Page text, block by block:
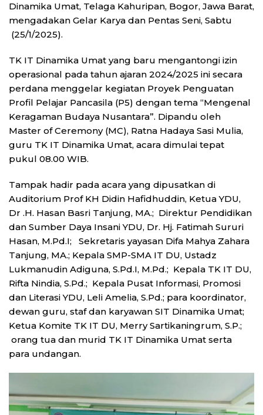
Dinamika Umat, Telaga Kahuripan, Bogor, Jawa Barat,
mengadakan Gelar Karya dan Pentas Seni, Sabtu
(25/1/2025).
TK IT Dinamika Umat yang baru mengantongi izin
operasional pada tahun ajaran 2024/2025 ini secara
perdana menggelar kegiatan Proyek Penguatan
Profil Pelajar Pancasila (P5) dengan tema “Mengenal
Keragaman Budaya Nusantara”. Dipandu oleh
Master of Ceremony (MC), Ratna Hadaya Sasi Mulia,
guru TK IT Dinamika Umat, acara dimulai tepat
pukul 08.00 WIB.
Tampak hadir pada acara yang dipusatkan di
Auditorium Prof KH Didin Hafidhuddin, Ketua YDU,
Dr .H. Hasan Basri Tanjung, MA.; Direktur Pendidikan
dan Sumber Daya Insani YDU, Dr. Hj. Fatimah Sururi
Hasan, M.Pd.I; Sekretaris yayasan Difa Mahya Zahara
Tanjung, MA.; Kepala SMP-SMA IT DU, Ustadz
Lukmanudin Adiguna, S.Pd.I, M.Pd.; Kepala TK IT DU,
Rifta Nindia, S.Pd.; Kepala Pusat Informasi, Promosi
dan Literasi YDU, Leli Amelia, S.Pd.; para koordinator,
dewan guru, staf dan karyawan SIT Dinamika Umat;
Ketua Komite TK IT DU, Merry Sartikaningrum, S.P.;
orang tua dan murid TK IT Dinamika Umat serta
para undangan.